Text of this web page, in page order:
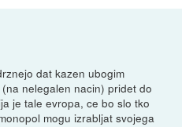
dat kazen ubogim
nelegalen nacin) pridet do
je tale evropa, ce bo slo tko
mogu izrabljat svojega